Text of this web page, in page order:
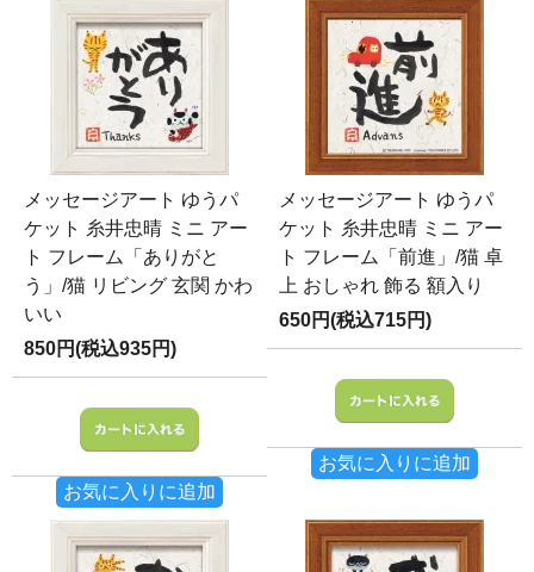
メッセージアート ゆうパ
ケット 糸井忠晴 ミニ アー
ト フレーム「ありがと
う」/猫 リビング 玄関 かわ
いい
850円(税込935円)
お気に入りに追加
メッセージアート ゆうパ
ケット 糸井忠晴 ミニ アー
ト フレーム「前進」/猫 卓
上 おしゃれ 飾る 額入り
650円(税込715円)
お気に入りに追加